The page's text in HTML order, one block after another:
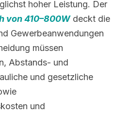
von 410–800W deckt die
Gewerbeanwendungen
müssen
Abstands- und
und gesetzliche
und